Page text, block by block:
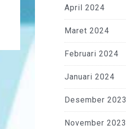
April 2024
Maret 2024
Februari 2024
Januari 2024
Desember 2023
November 2023